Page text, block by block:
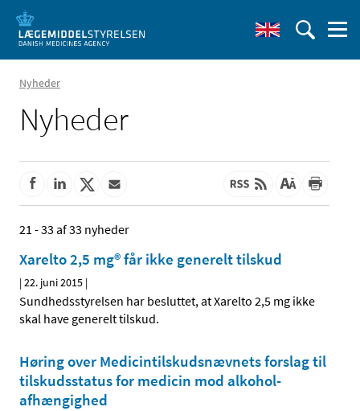
Nyheder
Nyheder
21 - 33 af 33 nyheder
Xarelto 2,5 mg® får ikke generelt tilskud
|22. juni 2015 |
Sundhedsstyrelsen har besluttet, at Xarelto 2,5 mg ikke
skal have generelt tilskud.
Høring over Medicintilskuds­nævnets forslag til
tilskudsstatus for medicin mod alkohol­
afhængighed